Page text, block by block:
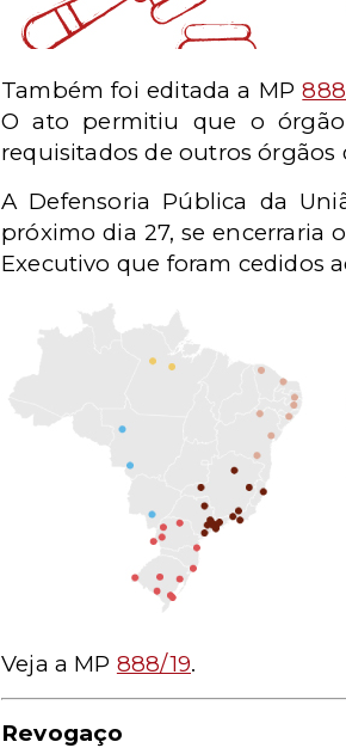
Também foi editada a MP
O ato permitiu que o
requisitados de outros
A Defensoria Pública da
próximo dia 27, se encerraria
Executivo que foram cedidos
Veja a MP 888/19.
Revogaço